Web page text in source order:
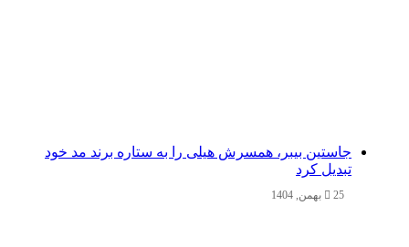
جاستین بیبر، همسرش هیلی را به ستاره برند مد خود
تبدیل کرد
25 بهمن, 1404